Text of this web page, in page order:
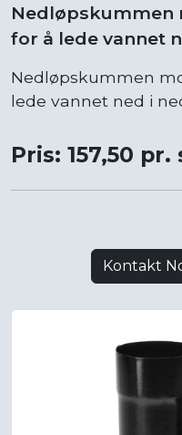
Nedløpskummen
for å lede vannet
Nedløpskummen
lede vannet ned i
Pris: 157,50 pr.
Kontakt